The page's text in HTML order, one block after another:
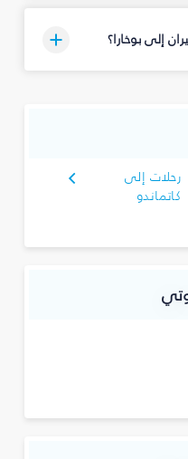
إلى بوخارا؟
رحلات إلى
كاتماندو